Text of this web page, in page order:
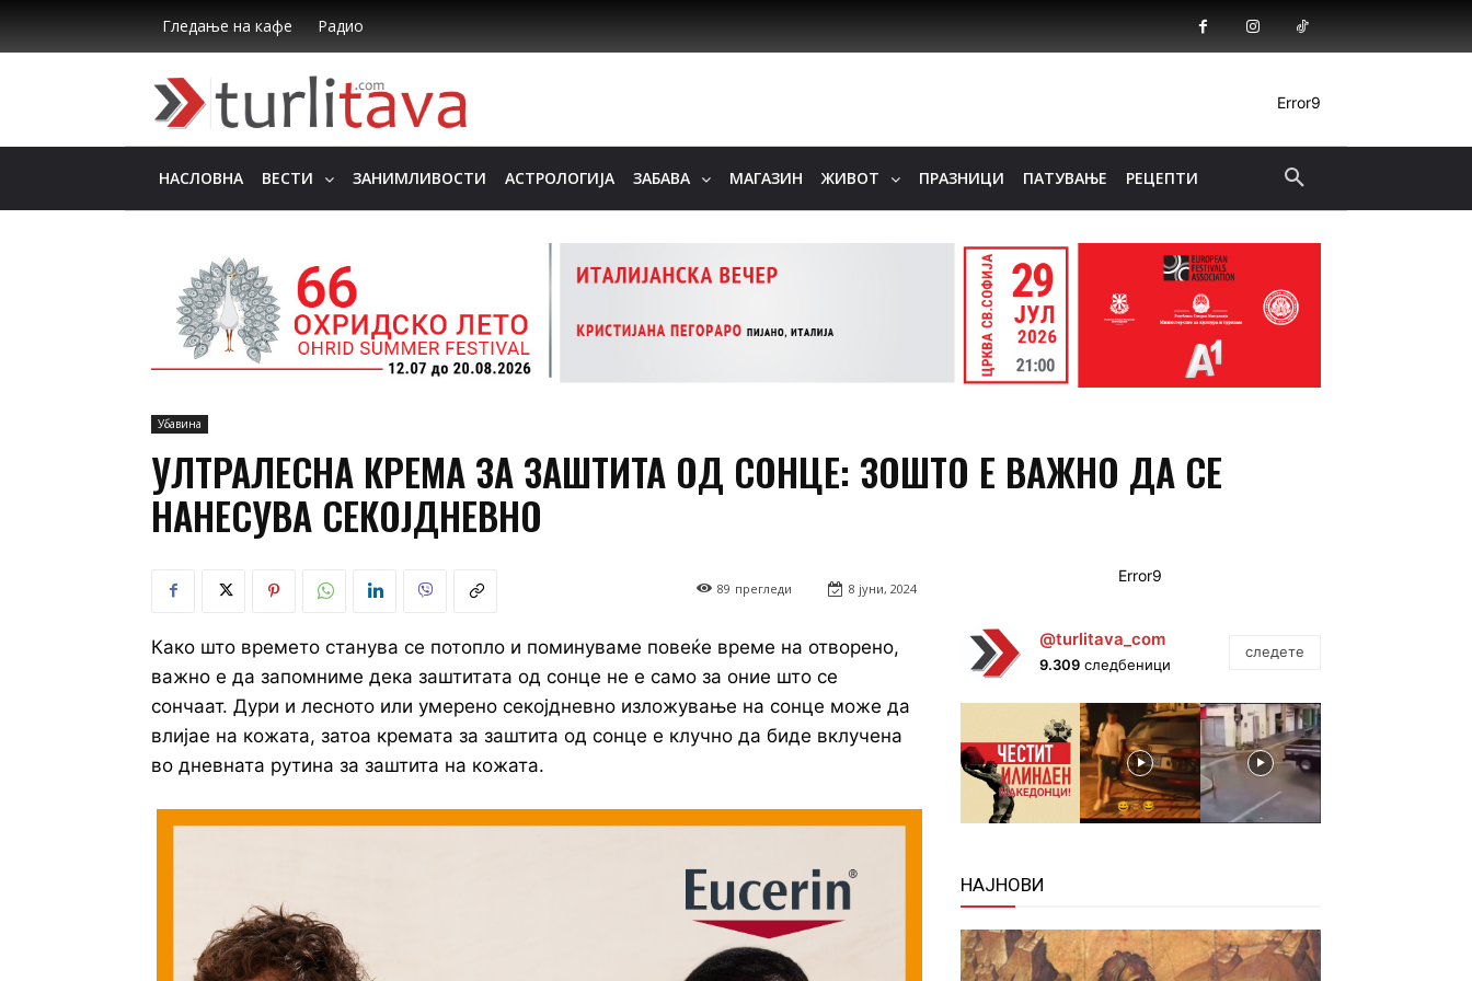
Гледање на кафе Радио
Error9
НАСЛОВНА ВЕСТИ ЗАНИМЛИВОСТИ АСТРОЛОГИЈА ЗАБАВА МАГАЗИН ЖИВОТ ПРАЗНИЦИ ПАТУВАЊЕ РЕЦЕПТИ
Убавина
УЛТРАЛЕСНА КРЕМA ЗА ЗАШТИТА ОД СОНЦЕ: ЗОШТО Е ВАЖНО ДА СЕ
НАНЕСУВА СЕКОЈДНЕВНО
8 јуни, 2024
89 прегледи
Како што времето станува се потопло и поминуваме повеќе време на отворено,
важно е да запомниме дека заштитата од сонце не е само за оние што се
сончаат. Дури и лесното или умерено секојдневно изложување на сонце може да
влијае на кожата, затоа кремата за заштита од сонце е клучно да биде вклучена
во дневната рутина за заштита на кожата.
Error9
@turlitava_com
9.309следбеници
следете
НАЈНОВИ